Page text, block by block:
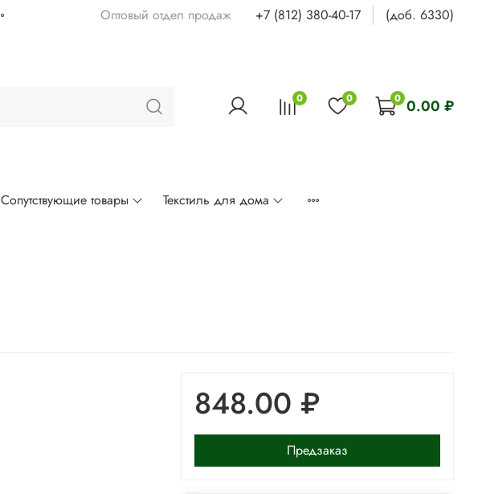
Оптовый отдел продаж +7 (812) 380-40-17 (доб. 6330)
0 0 0 0.00 ₽
Сопутствующие товары Текстиль для дома
848.00 ₽
Предзаказ